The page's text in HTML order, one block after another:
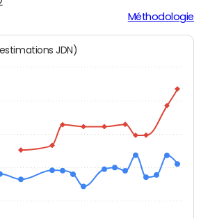
Méthodologie
: estimations JDN)